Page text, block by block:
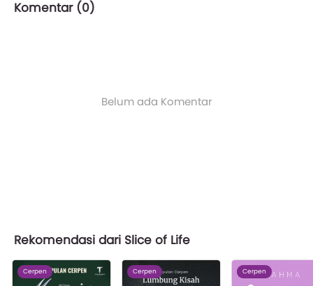
Komentar (0)
Belum ada Komentar
Rekomendasi dari Slice of Life
Cerpen Cerpen Cerpen